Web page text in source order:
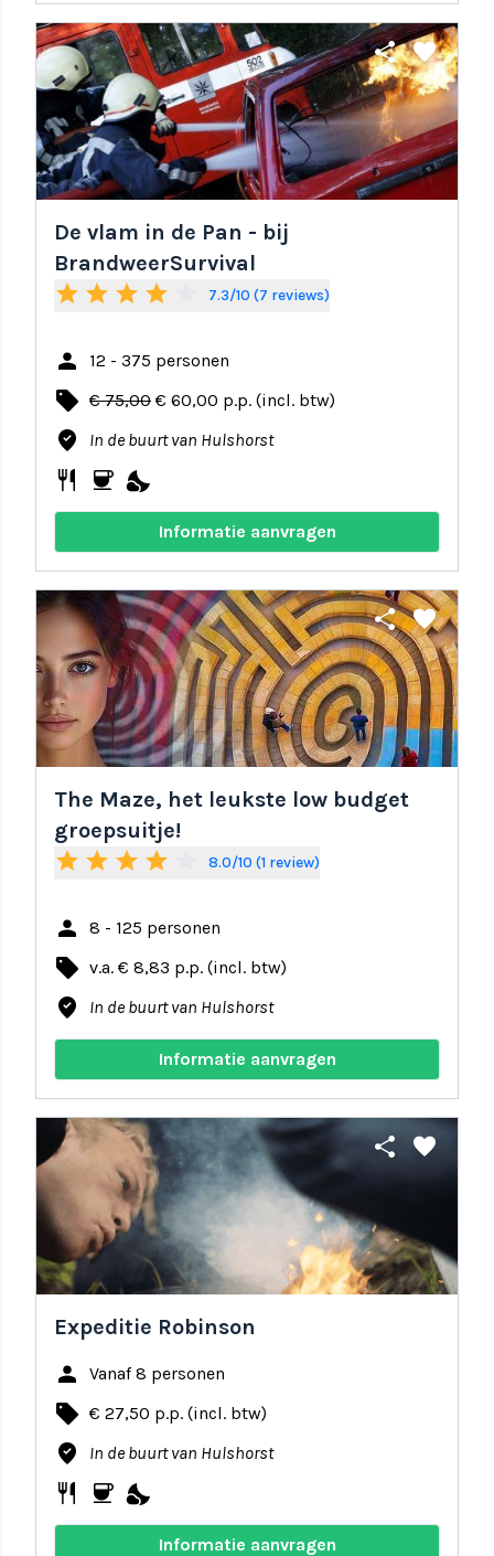
share favorite
De vlam in de Pan - bij
BrandweerSurvival
star star star star 7.3/10 (7 reviews)
person 12 - 375 personen
local_offer € 75,00 € 60,00 p.p. (incl. btw)
where_to_vote In de buurt van Hulshorst
restaurant coffee nights_stay
Informatie aanvragen
share favorite
The Maze, het leukste low budget
groepsuitje!
star star star star 8.0/10 (1 review)
person 8 - 125 personen
local_offer v.a. € 8,83 p.p. (incl. btw)
where_to_vote In de buurt van Hulshorst
Informatie aanvragen
share favorite
Expeditie Robinson
person Vanaf 8 personen
local_offer € 27,50 p.p. (incl. btw)
where_to_vote In de buurt van Hulshorst
restaurant coffee nights_stay
Informatie aanvragen